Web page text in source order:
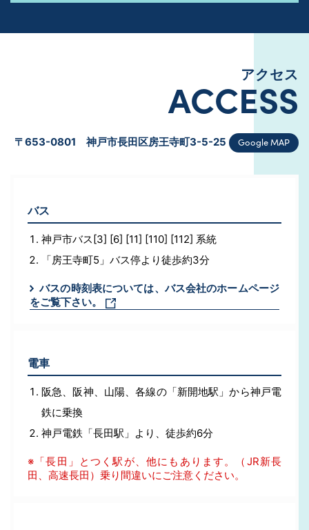
アクセス
ACCESS
〒653-0801 神戸市長田区房王寺町3-5-25 Google MAP
バス
神戸市バス[3] [6] [11] [110] [112] 系統
「房王寺町5」バス停より徒歩約3分
バスの時刻表については、バス会社のホームページ
をご覧下さい。
電車
阪急、阪神、山陽、各線の「新開地駅」から神戸電
鉄に乗換
神戸電鉄「長田駅」より、徒歩約6分
※「長田」とつく駅が、他にもあります。（JR新長
田、高速長田）乗り間違いにご注意ください。